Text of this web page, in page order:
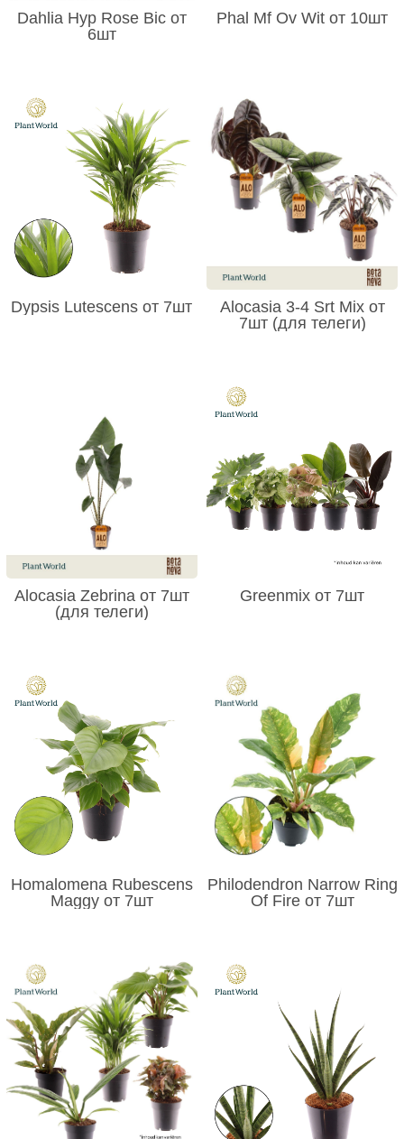
Dahlia Hyp Rose Bic от
6шт
Phal Mf Ov Wit от 10шт
Dypsis Lutescens от 7шт
Alocasia 3-4 Srt Mix от
7шт (для телеги)
Alocasia Zebrina от 7шт
(для телеги)
Greenmix от 7шт
Homalomena Rubescens
Maggy от 7шт
Philodendron Narrow Ring
Of Fire от 7шт